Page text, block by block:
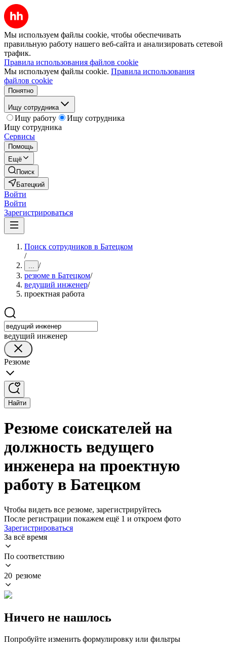
Мы используем файлы cookie, чтобы обеспечивать
правильную работу нашего веб-сайта и анализировать сетевой
трафик.
Правила использования файлов cookie
Мы используем файлы cookie. Правила использования
файлов cookie
Понятно
Ищу сотрудника
Ищу работу
Ищу сотрудника
Ищу сотрудника
Сервисы
Помощь
Ещё
Поиск
Батецкий
Войти
Войти
Зарегистрироваться
Поиск сотрудников в Батецком
/
... /
резюме в Батецком/
ведущий инженер/
проектная работа
ведущий инженер
Резюме
Найти
Резюме соискателей на
должность ведущего
инженера на проектную
работу в Батецком
Чтобы видеть все резюме, зарегистрируйтесь
После регистрации покажем ещё 1 и откроем фото
Зарегистрироваться
За всё время
По соответствию
20 резюме
Ничего не нашлось
Попробуйте изменить формулировку или фильтры